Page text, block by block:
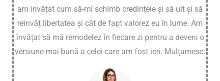
am învățat cum să-mi schimb credințele și să uit și să
reînvăț libertatea și cât de fapt valorez eu în lume. Am
învățat să mă remodelez în fiecare zi pentru a deveni o
versiune mai bună a celei care am fost ieri. Mulțumesc.